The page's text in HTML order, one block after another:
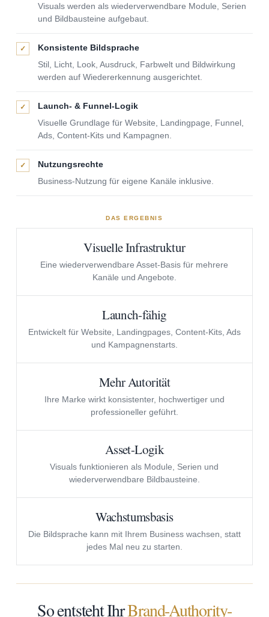
Visuals werden als wiederverwendbare Module, Serien
und Bildbausteine aufgebaut.
✓
Konsistente Bildsprache
Stil, Licht, Look, Ausdruck, Farbwelt und Bildwirkung
werden auf Wiedererkennung ausgerichtet.
✓
Launch- & Funnel-Logik
Visuelle Grundlage für Website, Landingpage, Funnel,
Ads, Content-Kits und Kampagnen.
✓
Nutzungsrechte
Business-Nutzung für eigene Kanäle inklusive.
DAS ERGEBNIS
Visuelle Infrastruktur
Eine wiederverwendbare Asset-Basis für mehrere
Kanäle und Angebote.
Launch-fähig
Entwickelt für Website, Landingpages, Content-Kits, Ads
und Kampagnenstarts.
Mehr Autorität
Ihre Marke wirkt konsistenter, hochwertiger und
professioneller geführt.
Asset-Logik
Visuals funktionieren als Module, Serien und
wiederverwendbare Bildbausteine.
Wachstumsbasis
Die Bildsprache kann mit Ihrem Business wachsen, statt
jedes Mal neu zu starten.
So entsteht IhrBrand-Authority-